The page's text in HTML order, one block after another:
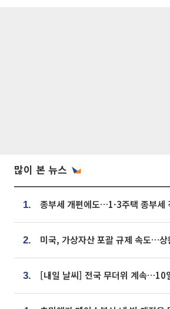
많이 본 뉴스
1.
2.
3.